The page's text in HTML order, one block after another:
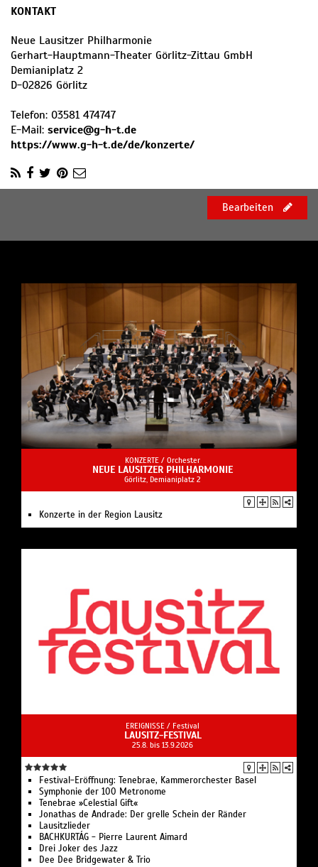
KONTAKT
Neue Lausitzer Philharmonie
Gerhart-Hauptmann-Theater Görlitz-Zittau GmbH
Demianiplatz 2
D-02826 Görlitz
Telefon: 03581 474747
E-Mail: service@g-h-t.de
https://www.g-h-t.de/de/konzerte/
Bearbeiten
KONZERTE / Orchester
NEUE LAUSITZER PHILHARMONIE
Görlitz, Demianiplatz 2
Konzerte in der Region Lausitz
EREIGNISSE / Festival
LAUSITZ-FESTIVAL
25.8. bis 13.9.2026
Festival-Eröffnung: Tenebrae, Kammerorchester Basel
Symphonie der 100 Metronome
Tenebrae »Celestial Gift«
Jonathas de Andrade: Der grelle Schein der Ränder
Lausitzlieder
BACHKURTÁG - Pierre Laurent Aimard
Drei Joker des Jazz
Dee Dee Bridgewater & Trio